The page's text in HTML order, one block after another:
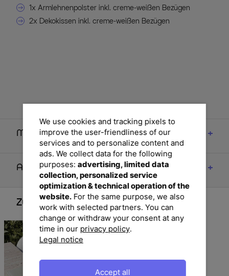
1x Armlehnenpolster inkl. creme-weißen Bezügen
2x Dekokissen inkl. creme-weißen Bezügen
Maße
Artikelmerkmale & Materialien
Zubehör
We use cookies and tracking pixels to
improve the user-friendliness of our
services and to personalize content and
ads. We collect data for the following
purposes: advertising, limited data
collection, personalized service
optimization & technical operation of the
website.For the same purpose, we also
work with selected partners. You can
change or withdraw your consent at any
time in our privacy policy.
Legal notice
Accept all